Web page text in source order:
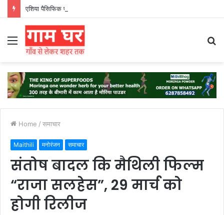
एशिया पैसिफिक एक्सीलेंस अवॉर्ड 2026 में प्रतिभाओं का सम्मान’
Menu
Home / समाचार
Maithili मनोरंजन समाचार
संतोष बादल कि मैथिली फिल्म
“राजा सलहेस”, 29 मार्च को
होगी रिलीज